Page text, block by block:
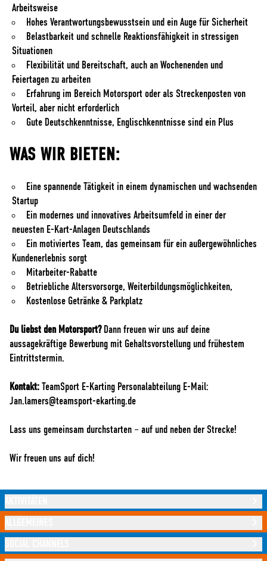
Arbeitsweise
Hohes Verantwortungsbewusstsein und ein Auge für Sicherheit
Belastbarkeit und schnelle Reaktionsfähigkeit in stressigen
Situationen
Flexibilität und Bereitschaft, auch an Wochenenden und
Feiertagen zu arbeiten
Erfahrung im Bereich Motorsport oder als Streckenposten von
Vorteil, aber nicht erforderlich
Gute Deutschkenntnisse, Englischkenntnisse sind ein Plus
WAS WIR BIETEN:
Eine spannende Tätigkeit in einem dynamischen und wachsenden
Startup
Ein modernes und innovatives Arbeitsumfeld in einer der
neuesten E-Kart-Anlagen Deutschlands
Ein motiviertes Team, das gemeinsam für ein außergewöhnliches
Kundenerlebnis sorgt
Mitarbeiter-Rabatte
Betriebliche Altersvorsorge, Weiterbildungsmöglichkeiten,
Kostenlose Getränke & Parkplatz
Du liebst den Motorsport? Dann freuen wir uns auf deine
aussagekräftige Bewerbung mit Gehaltsvorstellung und frühestem
Eintrittstermin.
Kontakt: TeamSport E-Karting Personalabteilung E-Mail:
Jan.lamers@teamsport-ekarting.de
Lass uns gemeinsam durchstarten – auf und neben der Strecke!
Wir freuen uns auf dich!